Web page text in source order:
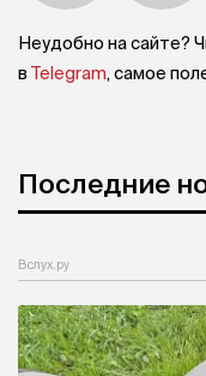
Неудобно на сайте?
в Telegram, самое
Последние
Вслух.ру